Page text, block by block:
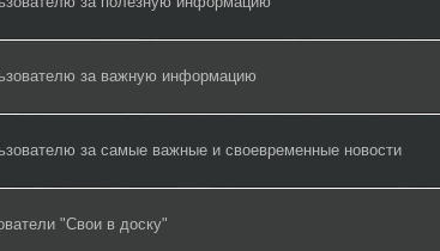
за важную информацию
за самые важные и своевременные новости
"Свои в доску"